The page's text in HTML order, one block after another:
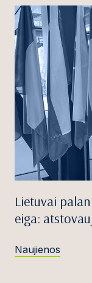
Lietuvai
eiga:
Naujienos